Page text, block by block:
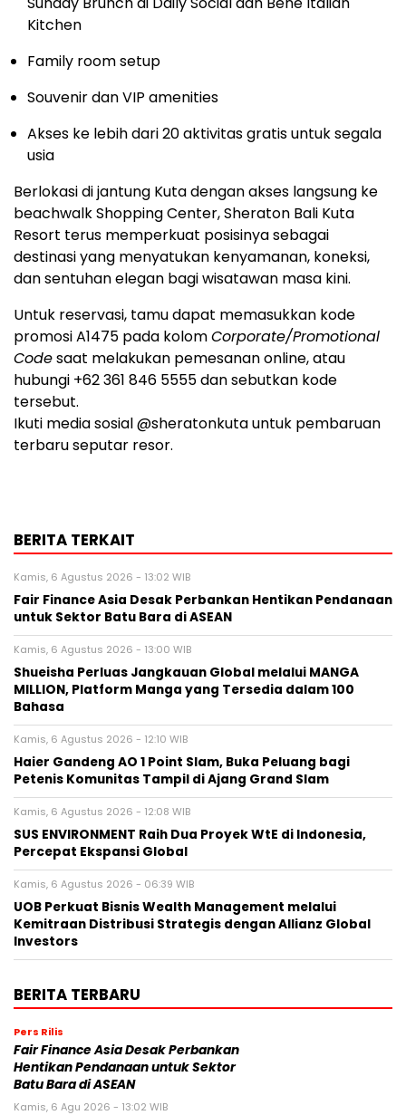
Kitchen
Family room setup
Souvenir dan VIP amenities
Akses ke lebih dari 20 aktivitas gratis untuk segala
usia
Berlokasi di jantung Kuta dengan akses langsung ke
beachwalk Shopping Center, Sheraton Bali Kuta
Resort terus memperkuat posisinya sebagai
destinasi yang menyatukan kenyamanan, koneksi,
dan sentuhan elegan bagi wisatawan masa kini.
Untuk reservasi, tamu dapat memasukkan kode
promosi A1475 pada kolomCorporate/Promotional
Codesaat melakukan pemesanan online, atau
hubungi +62 361 846 5555 dan sebutkan kode
tersebut.
Ikuti media sosial @sheratonkuta untuk pembaruan
terbaru seputar resor.
BERITA TERKAIT
Kamis, 6 Agustus 2026 - 13:02 WIB
Fair Finance Asia Desak Perbankan Hentikan Pendanaan
untuk Sektor Batu Bara di ASEAN
Kamis, 6 Agustus 2026 - 13:00 WIB
Shueisha Perluas Jangkauan Global melalui MANGA
MILLION, Platform Manga yang Tersedia dalam 100
Bahasa
Kamis, 6 Agustus 2026 - 12:10 WIB
Haier Gandeng AO 1 Point Slam, Buka Peluang bagi
Petenis Komunitas Tampil di Ajang Grand Slam
Kamis, 6 Agustus 2026 - 12:08 WIB
SUS ENVIRONMENT Raih Dua Proyek WtE di Indonesia,
Percepat Ekspansi Global
Kamis, 6 Agustus 2026 - 06:39 WIB
UOB Perkuat Bisnis Wealth Management melalui
Kemitraan Distribusi Strategis dengan Allianz Global
Investors
BERITA TERBARU
Pers Rilis
Fair Finance Asia Desak Perbankan
Hentikan Pendanaan untuk Sektor
Batu Bara di ASEAN
Kamis, 6 Agu 2026 - 13:02 WIB